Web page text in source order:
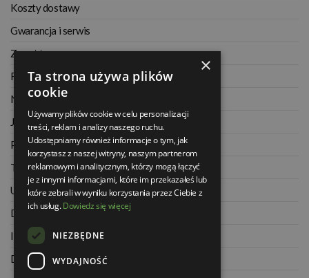
Koszty dostawy
Gwarancja i serwis
Zwrot towaru
Regulamin
Najczęściej zadawane pytania
Jak kupować na raty
Polityka prywatności
Twoje zamówienia
Ustawienia konta
Dane kontaktowe
Informacje o firmie
Dla architektów
×
Ta strona używa plików
cookie
Używamy plików cookie w celu personalizacji
treści, reklam i analizy naszego ruchu.
Udostępniamy również informacje o tym, jak
korzystasz z naszej witryny, naszym partnerom
reklamowym i analitycznym, którzy mogą łączyć
je z innymi informacjami, które im przekazałeś lub
które zebrali w wyniku korzystania przez Ciebie z
ich usług.Dowiedz się więcej
NIEZBĘDNE
WYDAJNOŚĆ